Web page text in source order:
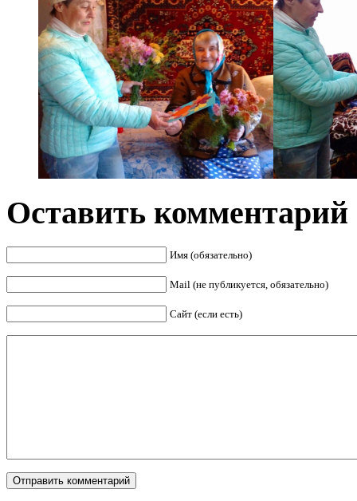
Оставить комментарий
Имя (обязательно)
Mail (не публикуется, обязательно)
Сайт (если есть)